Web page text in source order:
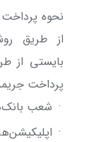
نحوه پرداخت
از طریق
بایستی از
پرداخت
· شعب
·